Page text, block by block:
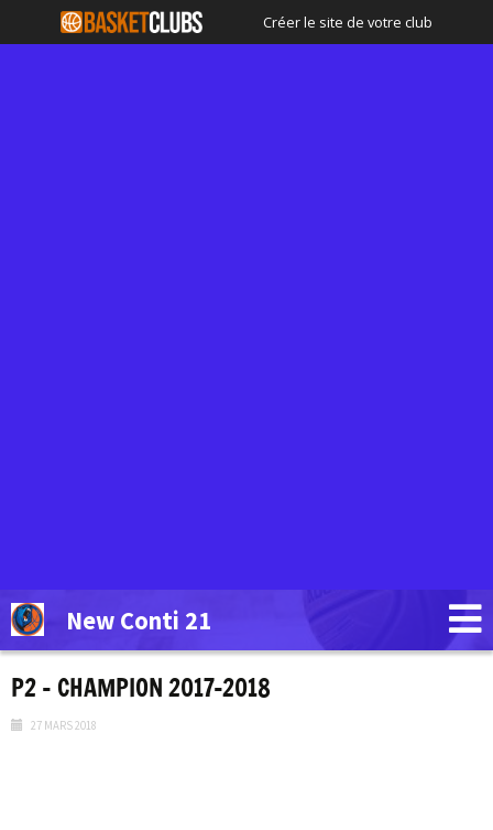
Créer le site de votre club
New Conti 21
P2 – CHAMPION 2017-2018
27 MARS 2018